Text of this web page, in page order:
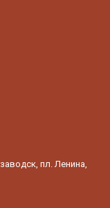
пл. Ленина,